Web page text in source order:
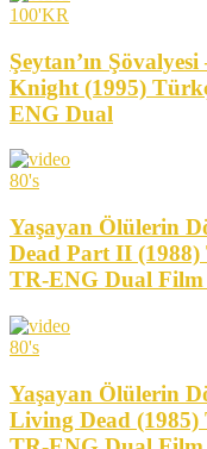
100'KR
Şeytan’ın
Knight (1995)
ENG Dual
80's
Yaşayan Ölülerin
Dead Part II
TR-ENG Dual
80's
Yaşayan Ölülerin
Living Dead